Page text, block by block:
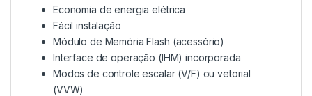
Economia de energia elétrica
Fácil instalação
Módulo de Memória Flash (acessório)
Interface de operação (IHM) incorporada
Modos de controle escalar (V/F) ou vetorial
(VVW)